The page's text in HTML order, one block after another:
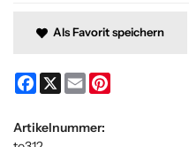
Als Favorit speichern
Facebook
X Email
Artikelnummer: